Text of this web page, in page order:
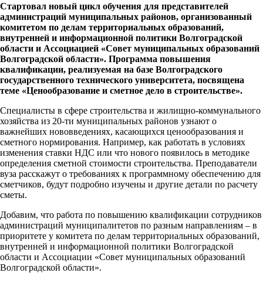
Стартовал новый цикл обучения для представителей
администраций муниципальных районов, организованный
комитетом по делам территориальных образований,
внутренней и информационной политики Волгоградской
области и Ассоциацией «Совет муниципальных образований
Волгоградской области». Программа повышения
квалификации, реализуемая на базе Волгоградского
государственного технического университета, посвящена
теме «Ценообразование и сметное дело в строительстве».
Специалисты в сфере строительства и жилищно-коммунального
хозяйства из 20-ти муниципальных районов узнают о
важнейших нововведениях, касающихся ценообразования и
сметного нормирования. Например, как работать в условиях
изменения ставки НДС или что нового появилось в методике
определения сметной стоимости строительства. Преподаватели
вуза расскажут о требованиях к программному обеспечению для
сметчиков, будут подробно изучены и другие детали по расчету
сметы.
Добавим, что работа по повышению квалификации сотрудников
администраций муниципалитетов по разным направлениям – в
приоритете у комитета по делам территориальных образований,
внутренней и информационной политики Волгоградской
области и Ассоциации «Совет муниципальных образований
Волгоградской области».